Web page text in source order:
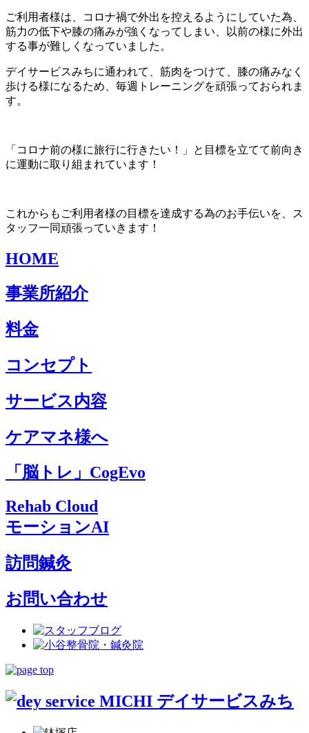
ご利用者様は、コロナ禍で外出を控えるようにしていた為、
筋力の低下や膝の痛みが強くなってしまい、以前の様に外出
する事が難しくなっていました。
デイサービスみちに通われて、筋肉をつけて、膝の痛みなく
歩ける様になるため、毎週トレーニングを頑張っておられま
す。
「コロナ前の様に旅行に行きたい！」と目標を立てて前向き
に運動に取り組まれています！
これからもご利用者様の目標を達成する為のお手伝いを、ス
タッフ一同頑張っていきます！
HOME
事業所紹介
料金
コンセプト
サービス内容
ケアマネ様へ
「脳トレ」CogEvo
Rehab Cloud
モーションAI
訪問鍼灸
お問い合わせ